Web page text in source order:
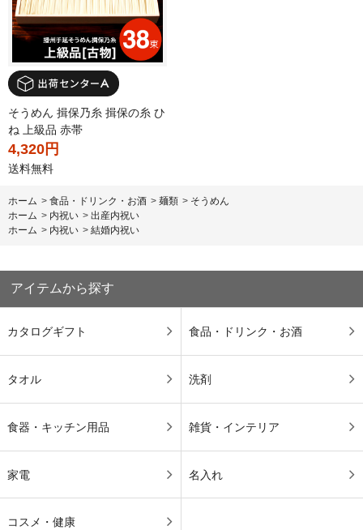
そうめん 揖保乃糸 揖保の糸 ひ
ね 上級品 赤帯
4,320円
送料無料
ホーム > 食品・ドリンク・お酒 > 麺類 > そうめん
ホーム > 内祝い > 出産内祝い
ホーム > 内祝い > 結婚内祝い
アイテムから探す
カタログギフト 食品・ドリンク・お酒
タオル 洗剤
食器・キッチン用品 雑貨・インテリア
家電 名入れ
コスメ・健康